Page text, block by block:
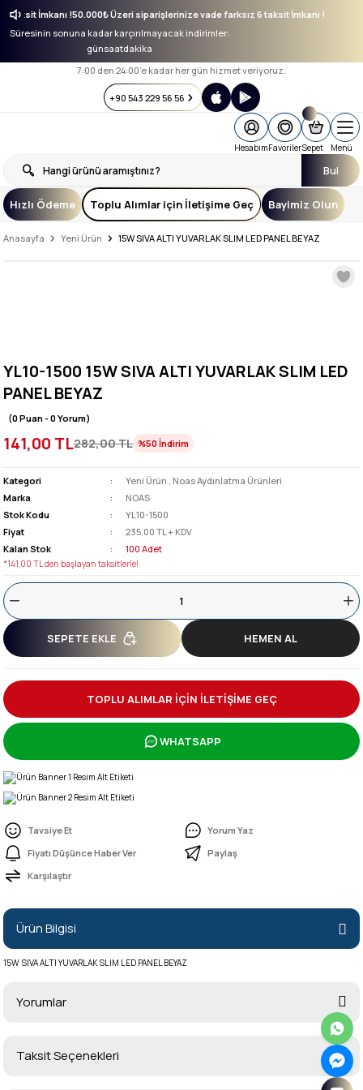
6 taksit İmkanı !50.000₺ Üzeri siparişlerinize vade farksız 6 taksit İmkanı !
Süresinin sonuna kadar karçırılmayacak indirimler:
günsaatdakika
7:00 den 24:00’e kadar her gün hizmet veriyoruz.
+90 543 229 56 56
Bul
HesabımFavorilerSepet Menü
Hızlı Ödeme Toplu Alımlar için İletişime Geç Bayimiz Olun
Anasayfa Yeni Ürün 15W SIVA ALTI YUVARLAK SLIM LED PANEL BEYAZ
YL10-1500 15W SIVA ALTI YUVARLAK SLIM LED
PANEL BEYAZ
(0 Puan - 0 Yorum)
141,00 TL282,00 TL %50İndirim
Kategori Yeni Ürün , Noas Aydınlatma Ürünleri
Marka
NOAS
Stok Kodu
YL10-1500
Fiyat
235,00 TL + KDV
Kalan Stok
100 Adet
*141,00 TL den başlayan taksitlerle!
SEPETE EKLE HEMEN AL
TOPLU ALIMLAR İÇİN İLETİŞİME GEÇ
WHATSAPP
Tavsiye Et
Yorum Yaz
Fiyatı Düşünce Haber Ver
Paylaş
Karşılaştır
Ürün Bilgisi
15W SIVA ALTI YUVARLAK SLIM LED PANEL BEYAZ
Yorumlar
Bu ürüne ilk yorumu siz yapın!
Taksit Seçenekleri